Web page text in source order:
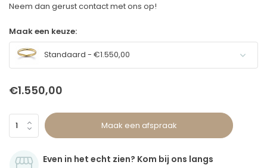
Neem dan gerust contact met ons op!
Maak een keuze:
Standaard - €1.550,00
€1.550,00
Maak een afspraak
Even in het echt zien? Kom bij ons langs